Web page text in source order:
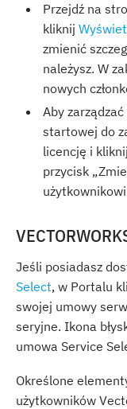
Przejdź na
kliknij
zmienić
należysz. W
nowych
Aby
startowej do
licencję i
przycisk
Jeśli posiadasz
Select, w Portalu
swojej umowy
seryjne. Ikona
umowa Service
Określone
użytkowników